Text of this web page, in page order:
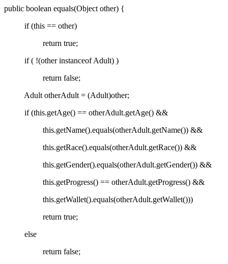
public boolean equals(Object other) {
if (this == other)
return true;
if ( !(other instanceof Adult) )
return false;
Adult otherAdult = (Adult)other;
if (this.getAge() == otherAdult.getAge() &&
this.getName().equals(otherAdult.getName()) &&
this.getRace().equals(otherAdult.getRace()) &&
this.getGender().equals(otherAdult.getGender()) &&
this.getProgress() == otherAdult.getProgress() &&
this.getWallet().equals(otherAdult.getWallet()))
return true;
else
return false;